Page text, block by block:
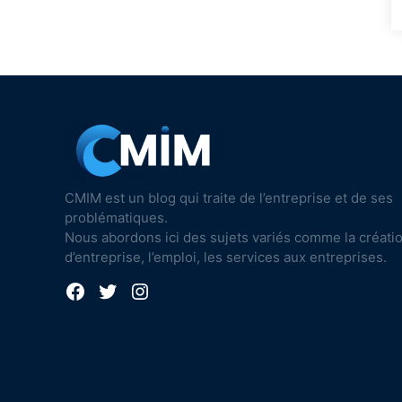
CMIM est un blog qui traite de l’entreprise et de ses
problématiques.
Nous abordons ici des sujets variés comme la
d’entreprise, l’emploi, les services aux entreprises.
Facebook
TwitterInstagram